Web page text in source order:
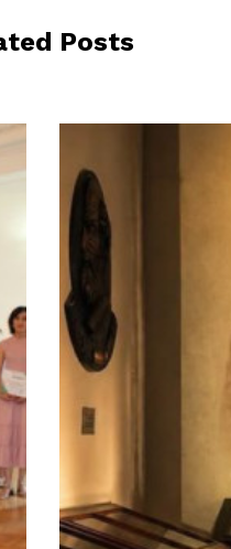
Posts